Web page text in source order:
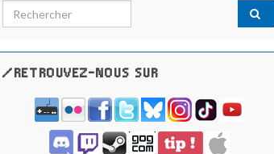
Search for:
/RETROUVEZ-NOUS SUR